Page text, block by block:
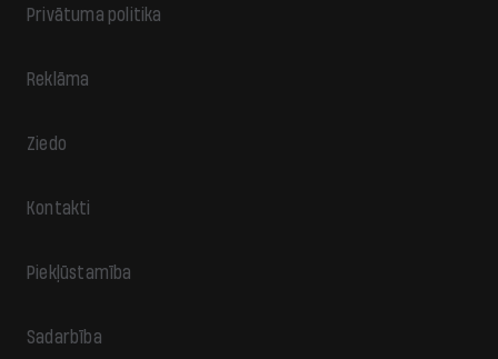
Privātuma politika
Reklāma
Ziedo
Kontakti
Piekļūstamība
Sadarbība